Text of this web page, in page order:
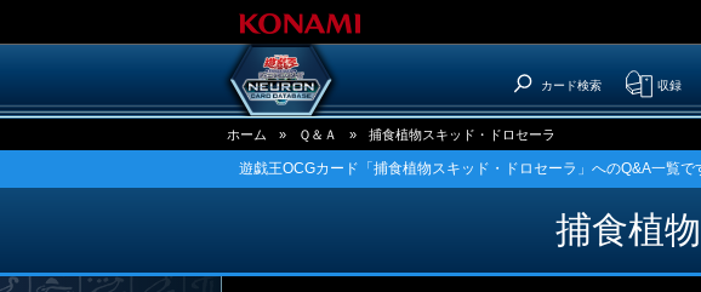
カード検索 収録
ホーム » Ｑ＆Ａ » 捕食植物スキッド・ドロセーラ
遊戯王OCGカード「捕食植物スキッド・ドロセーラ」へのQ&A一覧で
捕食植